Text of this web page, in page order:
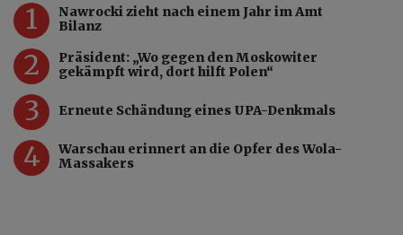
1
Nawrocki zieht nach einem Jahr im Amt
Bilanz
2
Präsident: „Wo gegen den Moskowiter
gekämpft wird, dort hilft Polen“
3 Erneute Schändung eines UPA-Denkmals
4
Warschau erinnert an die Opfer des Wola-
Massakers